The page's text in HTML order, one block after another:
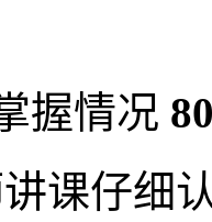
握情况
讲课仔细